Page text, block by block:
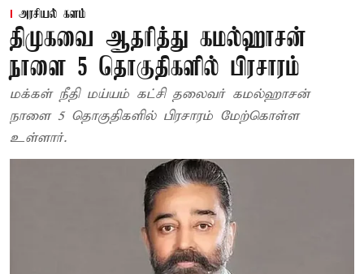
அரசியல் களம்
திமுகவை ஆதரித்து கமல்ஹாசன்
நாளை 5 தொகுதிகளில் பிரசாரம்
மக்கள் நீதி மய்யம் கட்சி தலைவர் கமல்ஹாசன்
நாளை 5 தொகுதிகளில் பிரசாரம் மேற்கொள்ள
உள்ளார்.